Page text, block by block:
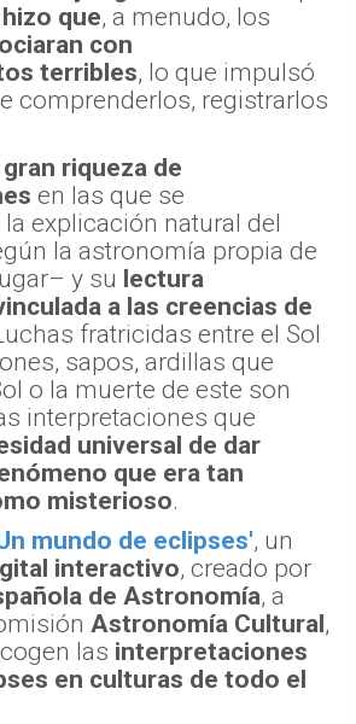
hizo que, a menudo, los
con
terribles, lo que impulsó
comprenderlos, registrarlos
gran riqueza de
en las que se
explicación natural del
la astronomía propia de
y su lectura
a las creencias de
fratricidas entre el Sol
sapos, ardillas que
o la muerte de este son
interpretaciones que
universal de dar
que era tan
misterioso.
mundo de eclipses', un
interactivo, creado por
de Astronomía, a
Astronomía Cultural,
las interpretaciones
en culturas de todo el